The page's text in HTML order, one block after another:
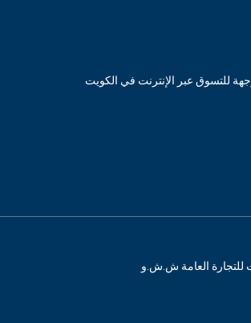
للتسوق عبر الإنترنت في الكويت